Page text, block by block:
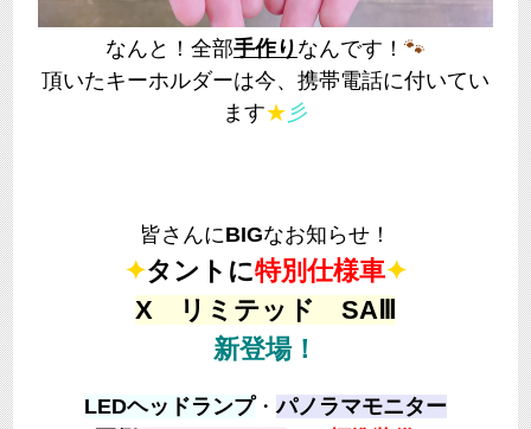
なんと！全部手作り なんです！ 🐾
頂いたキーホルダーは今、携帯電話に付いてい
ます★ 彡
皆さんにBIGなお知らせ！
✦タントに特別仕様車✦
X リミテッド SAⅢ
新登場！
LEDヘッドランプ・パノラマモニター